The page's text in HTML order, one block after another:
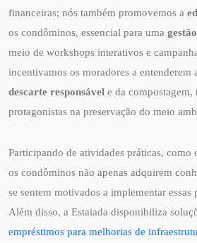
financeiras; nós também promovemos a
os condôminos, essencial para uma
meio de workshops interativos e
incentivamos os moradores a entenderem
descarte responsável e da compostagem,
protagonistas na preservação do meio
Participando de atividades práticas, como
os condôminos não apenas adquirem
se sentem motivados a implementar essas
Além disso, a Estaiada disponibiliza
empréstimos para melhorias de